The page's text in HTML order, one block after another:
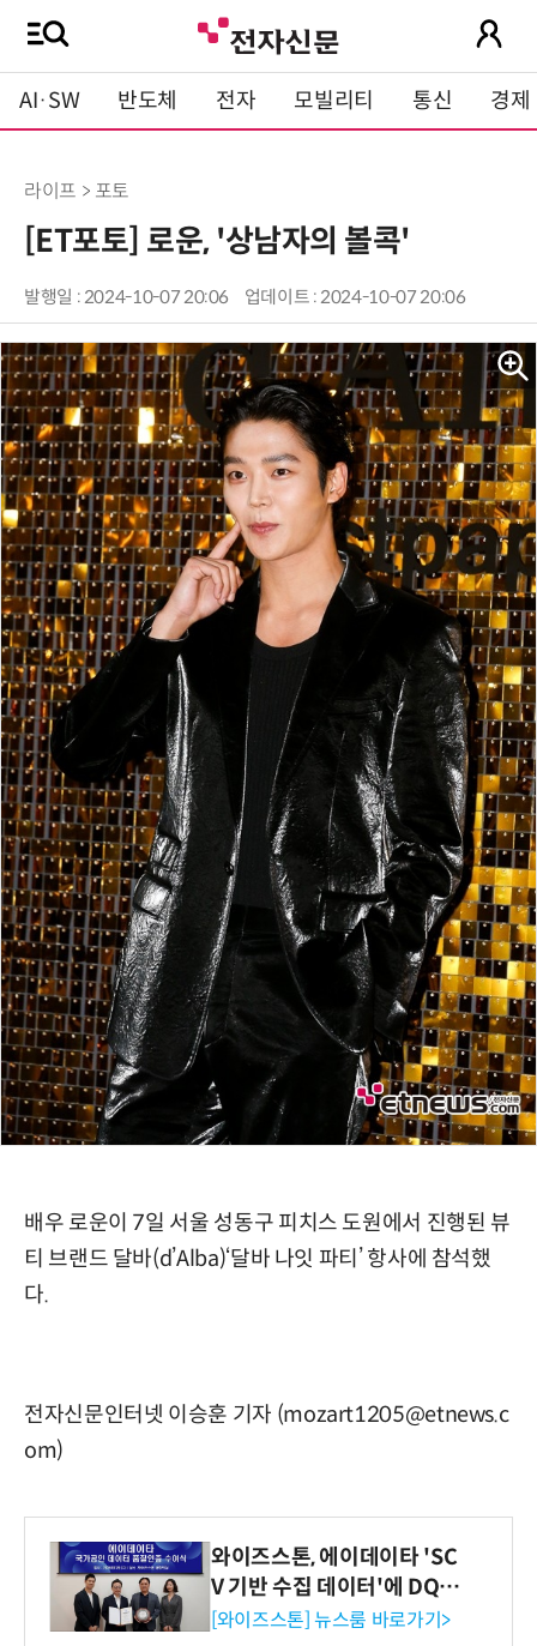
AI·SW 반도체 전자 모빌리티 통신 경제
라이프 > 포토
[ET포토] 로운, '상남자의 볼콕'
발행일 : 2024-10-07 20:06 업데이트 : 2024-10-07 20:06
배우 로운이 7일 서울 성동구 피치스 도원에서 진행된 뷰
티 브랜드 달바(d’Alba)‘달바 나잇 파티’ 항사에 참석했
다.
전자신문인터넷 이승훈 기자 (mozart1205@etnews.c
om)
와이즈스톤, 에이데이타 'SC
V 기반 수집 데이터'에 DQ인
증 최고 등급 수여
[와이즈스톤] 뉴스룸 바로가기>